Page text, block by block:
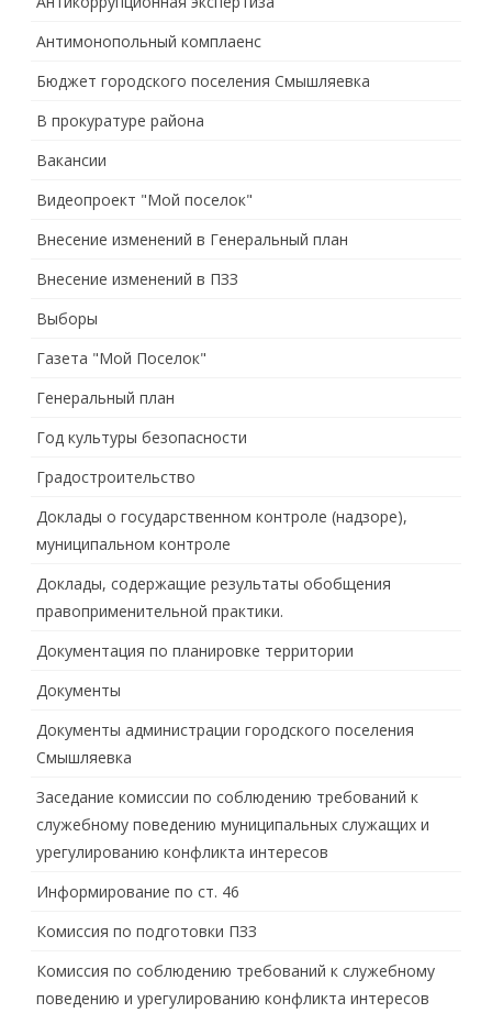
Антимонопольный комплаенс
Бюджет городского поселения Смышляевка
В прокуратуре района
Вакансии
Видеопроект "Мой поселок"
Внесение изменений в Генеральный план
Внесение изменений в ПЗЗ
Выборы
Газета "Мой Поселок"
Генеральный план
Год культуры безопасности
Градостроительство
Доклады о государственном контроле (надзоре),
муниципальном контроле
Доклады, содержащие результаты обобщения
правоприменительной практики.
Документация по планировке территории
Документы
Документы администрации городского поселения
Смышляевка
Заседание комиссии по соблюдению требований к
служебному поведению муниципальных служащих и
урегулированию конфликта интересов
Информирование по ст. 46
Комиссия по подготовки ПЗЗ
Комиссия по соблюдению требований к служебному
поведению и урегулированию конфликта интересов